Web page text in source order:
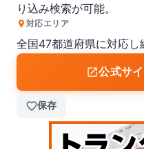
り込み検索が可能。
対応エリア
全国47都道府県に対応し
公式サ
保存